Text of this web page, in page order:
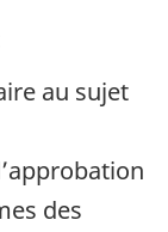
au sujet
des